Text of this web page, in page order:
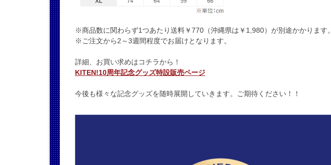
※商品数に関わらず1つあたり送料￥770（沖縄県は￥1,980）が別途かかります。
※ご注文から2～3週間程度でお届けとなります。
詳細、お買い求めはコチラから！
KITEN!10周年記念グッズ特設販売ページ
今後も様々な記念グッズを随時展開していきます。ご期待ください！！